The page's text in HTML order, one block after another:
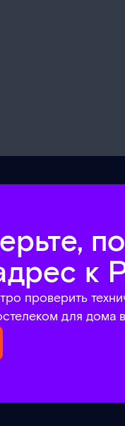
к
проверить
для дома